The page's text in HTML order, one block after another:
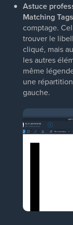
Astuce
Matching Tags
comptage.
trouver le
cliqué, mais
les autres
même
une
gauche.